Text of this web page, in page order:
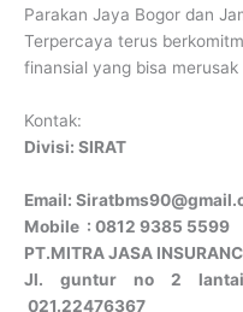
Parakan Jaya Bogor dan
Terpercaya terus
finansial yang bisa merusak
Kontak:
Divisi: SIRAT
Email:
Mobile : 0812 9385 5599
PT.MITRA JASA
Jl. guntur no 2 lantai
021.22476367